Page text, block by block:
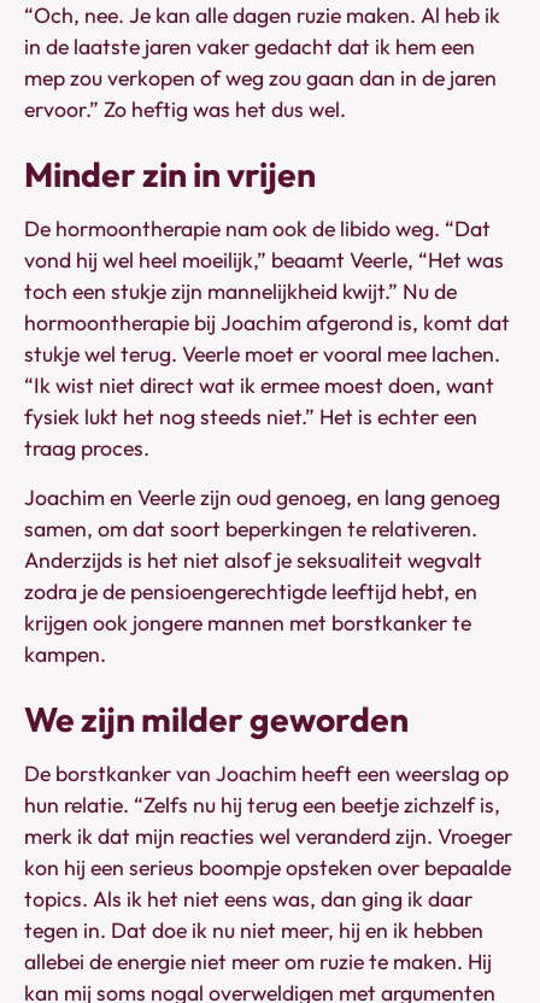
“Och, nee. Je kan alle dagen ruzie maken. Al heb ik
in de laatste jaren vaker gedacht dat ik hem een
mep zou verkopen of weg zou gaan dan in de jaren
ervoor.” Zo heftig was het dus wel.
Minder zin in vrijen
De hormoontherapie nam ook de libido weg. “Dat
vond hij wel heel moeilijk,” beaamt Veerle, “Het was
toch een stukje zijn mannelijkheid kwijt.” Nu de
hormoontherapie bij Joachim afgerond is, komt dat
stukje wel terug. Veerle moet er vooral mee lachen.
“Ik wist niet direct wat ik ermee moest doen, want
fysiek lukt het nog steeds niet.” Het is echter een
traag proces.
Joachim en Veerle zijn oud genoeg, en lang genoeg
samen, om dat soort beperkingen te relativeren.
Anderzijds is het niet alsof je seksualiteit wegvalt
zodra je de pensioengerechtigde leeftijd hebt, en
krijgen ook jongere mannen met borstkanker te
kampen.
We zijn milder geworden
De borstkanker van Joachim heeft een weerslag op
hun relatie. “Zelfs nu hij terug een beetje zichzelf is,
merk ik dat mijn reacties wel veranderd zijn. Vroeger
kon hij een serieus boompje opsteken over bepaalde
topics. Als ik het niet eens was, dan ging ik daar
tegen in. Dat doe ik nu niet meer, hij en ik hebben
allebei de energie niet meer om ruzie te maken. Hij
kan mij soms nogal overweldigen met argumenten